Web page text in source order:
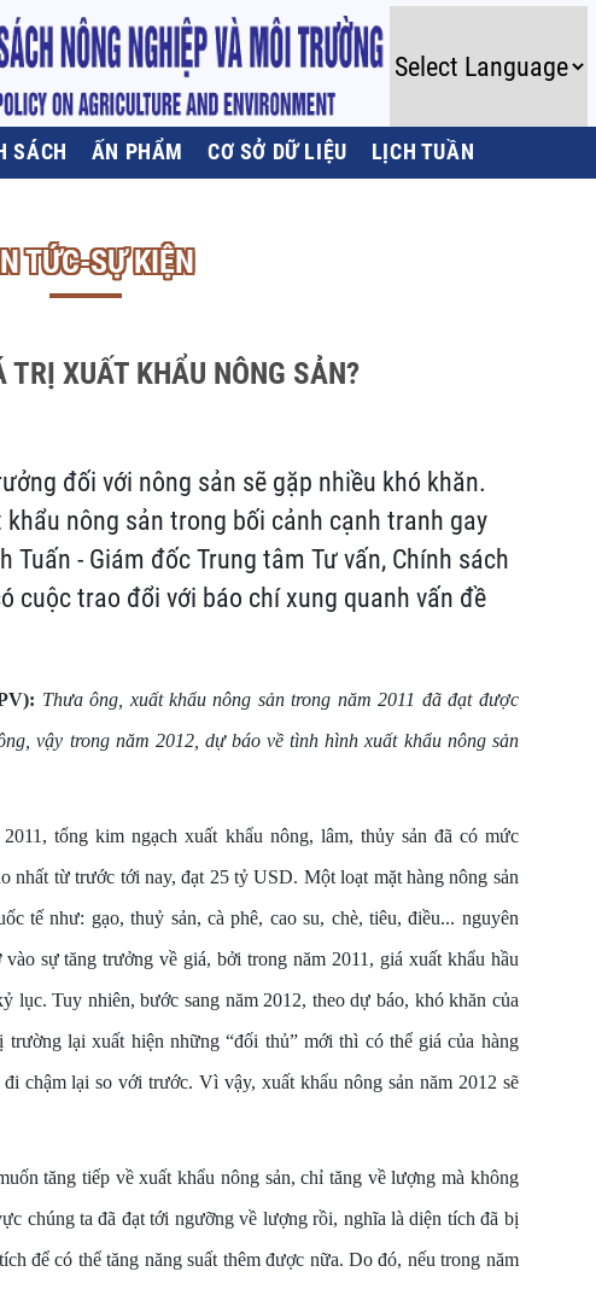
SÁCH ẤN PHẨM CƠ SỞ DỮ LIỆU LỊCH TUẦN
TỨC-SỰ KIỆN
XUẤT KHẨU NÔNG SẢN?
đối với nông sản sẽ gặp nhiều khó khăn.
nông sản trong bối cảnh cạnh tranh gay
Tuấn - Giám đốc Trung tâm Tư vấn, Chính sách
cuộc trao đổi với báo chí xung quanh vấn đề
Thưa ông, xuất khẩu nông sản trong năm 2011 đã đạt được
vậy trong năm 2012, dự báo về tình hình xuất khẩu nông sản
tổng kim ngạch xuất khẩu nông, lâm, thủy sản đã có mức
nhất từ trước tới nay, đạt 25 tỷ USD. Một loạt mặt hàng nông sản
tế như: gạo, thuỷ sản, cà phê, cao su, chè, tiêu, điều... nguyên
sự tăng trưởng về giá, bởi trong năm 2011, giá xuất khẩu hầu
lục. Tuy nhiên, bước sang năm 2012, theo dự báo, khó khăn của
lại xuất hiện những “đối thủ” mới thì có thể giá của hàng
chậm lại so với trước. Vì vậy, xuất khẩu nông sản năm 2012 sẽ
tăng tiếp về xuất khẩu nông sản, chỉ tăng về lượng mà không
chúng ta đã đạt tới ngưỡng về lượng rồi, nghĩa là diện tích đã bị
để có thể tăng năng suất thêm được nữa. Do đó, nếu trong năm